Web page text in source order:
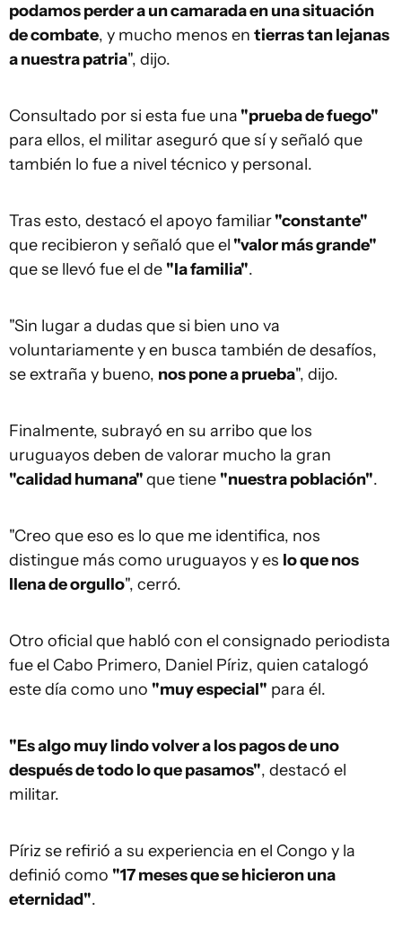
podamos perder a un camarada en una situación
de combate, y mucho menos en tierras tan lejanas
a nuestra patria", dijo.
Consultado por si esta fue una "prueba de fuego"
para ellos, el militar aseguró que sí y señaló que
también lo fue a nivel técnico y personal.
Tras esto, destacó el apoyo familiar"constante"
que recibieron y señaló que el "valor más grande"
que se llevó fue el de "la familia".
"Sin lugar a dudas que si bien uno va
voluntariamente y en busca también de desafíos,
se extraña y bueno, nos pone a prueba", dijo.
Finalmente, subrayó en su arribo que los
uruguayos deben de valorar mucho la gran
"calidad humana"que tiene "nuestra población".
"Creo que eso es lo que me identifica, nos
distingue más como uruguayos y es lo que nos
llena de orgullo", cerró.
Otro oficial que habló con el consignado periodista
fue el Cabo Primero, Daniel Píriz, quien catalogó
este día como uno "muy especial" para él.
"Es algo muy lindo volver a los pagos de uno
después de todo lo que pasamos", destacó el
militar.
Píriz se refirió a su experiencia en el Congo y la
definió como "17 meses que se hicieron una
eternidad".